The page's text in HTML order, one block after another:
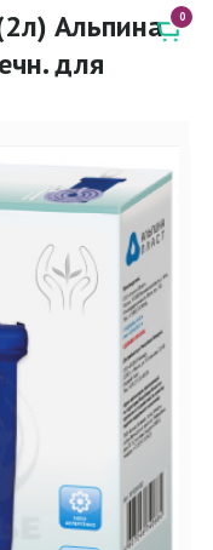
Альпина
для
0